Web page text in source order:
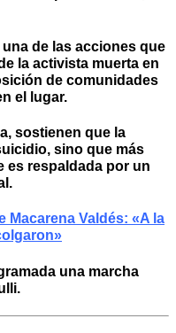
de las acciones que
la activista muerta en
de comunidades
el lugar.
sostienen que la
sino que más
es respaldada por un
Macarena Valdés: «A la
una marcha